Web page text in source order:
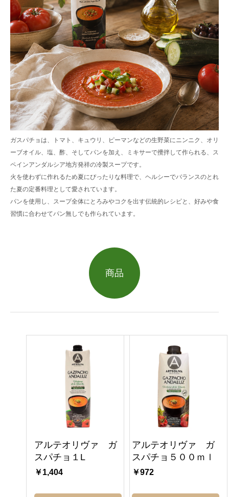
ガスパチョは、トマト、キュウリ、ピーマンなどの生野菜にニンニク、オリ
ーブオイル、塩、酢、そしてパンを加え、ミキサーで攪拌して作られる、ス
ペインアンダルシア地方発祥の冷製スープです。
火を使わずに作れるため夏にぴったりな料理で、ヘルシーでバランスのとれ
た夏の定番料理として愛されています。
パンを使用し、スープ全体にとろみやコクを出す伝統的レシピと、好みや食
習慣に合わせてパン無しでも作られています。
商品
アルテオリヴァ ガ
スパチョ１L
￥1,404
アルテオリヴァ ガ
スパチョ５００ｍｌ
￥972